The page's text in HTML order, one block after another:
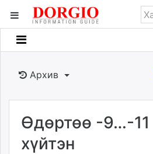
Мэдээллийн
Банк санхүү
Бизнес ААН
Төрийн
Нийслэлийн
Архив
Өдөртөө -9…-11
хүйтэн